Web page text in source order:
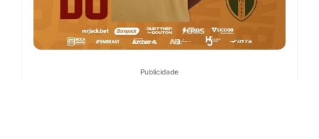
Publicidade